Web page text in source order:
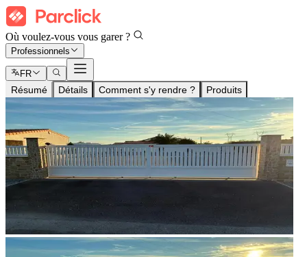
Où voulez-vous vous garer ?
Professionnels
FR
Résumé Détails Comment s'y rendre ? Produits